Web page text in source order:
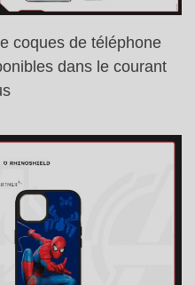
coques de téléphone
dans le courant